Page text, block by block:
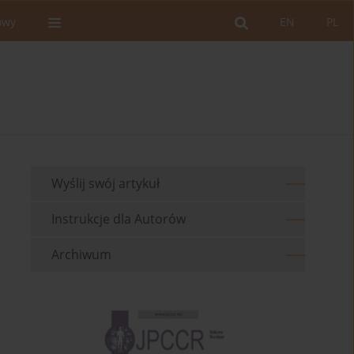
PL
EN
Wyślij swój artykuł
Instrukcje dla Autorów
Archiwum